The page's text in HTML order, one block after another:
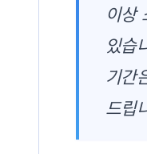
이상
있습
기간
드립